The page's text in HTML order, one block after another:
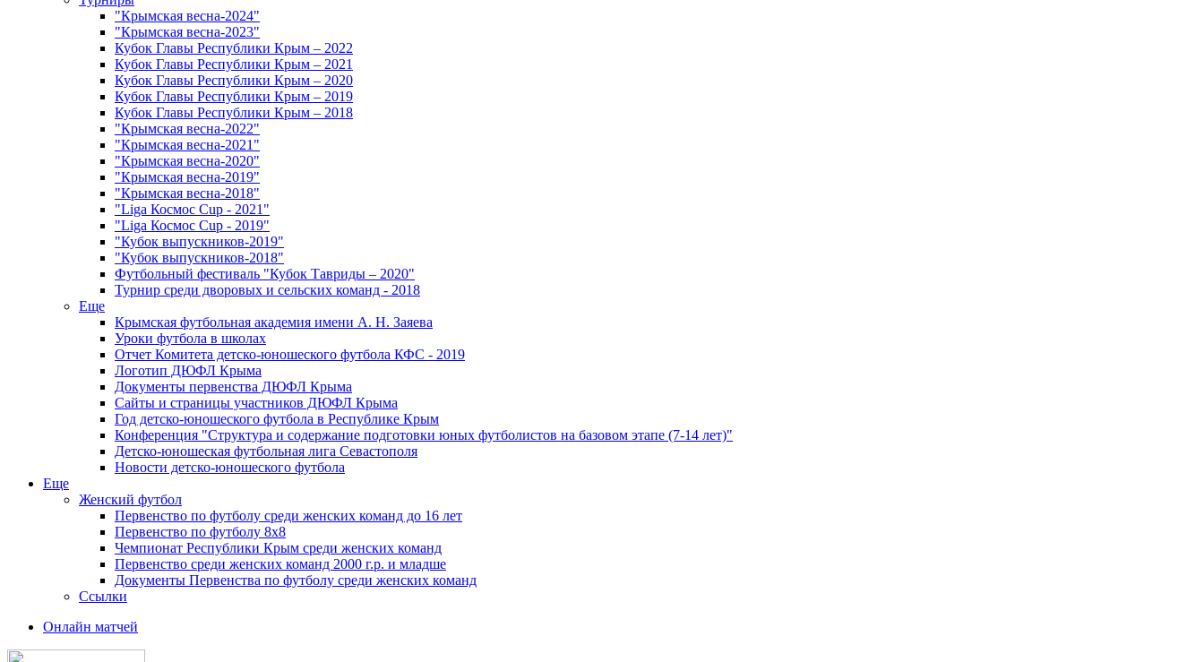
"Крымская весна-2024"
"Крымская весна-2023"
Кубок Главы Республики Крым – 2022
Кубок Главы Республики Крым – 2021
Кубок Главы Республики Крым – 2020
Кубок Главы Республики Крым – 2019
Кубок Главы Республики Крым – 2018
"Крымская весна-2022"
"Крымская весна-2021"
"Крымская весна-2020"
"Крымская весна-2019"
"Крымская весна-2018"
"Liga Космос Cup - 2021"
"Liga Космос Cup - 2019"
"Кубок выпускников-2019"
"Кубок выпускников-2018"
Футбольный фестиваль "Кубок Тавриды – 2020"
Турнир среди дворовых и сельских команд - 2018
Еще
Крымская футбольная академия имени А. Н. Заяева
Уроки футбола в школах
Отчет Комитета детско-юношеского футбола КФС - 2019
Логотип ДЮФЛ Крыма
Документы первенства ДЮФЛ Крыма
Сайты и страницы участников ДЮФЛ Крыма
Год детско-юношеского футбола в Республике Крым
Конференция "Структура и содержание подготовки юных футболистов на базовом этапе (7-14 лет)"
Детско-юношеская футбольная лига Севастополя
Новости детско-юношеского футбола
Еще
Женский футбол
Первенство по футболу среди женских команд до 16 лет
Первенство по футболу 8х8
Чемпионат Республики Крым среди женских команд
Первенство среди женских команд 2000 г.р. и младше
Документы Первенства по футболу среди женских команд
Ссылки
Онлайн матчей